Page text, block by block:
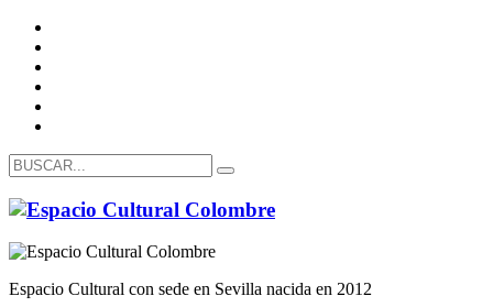
Espacio Cultural con sede en Sevilla nacida en 2012